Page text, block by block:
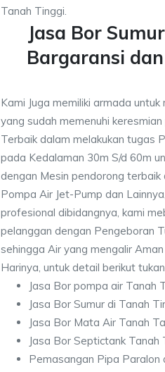
Tanah Tinggi.
Jasa Bor
Bargaransi dan
Kami Juga memiliki armada
yang sudah memenuhi
Terbaik dalam melakukan tugas
pada Kedalaman 30m S/d 60m
dengan Mesin pendorong
Pompa Air Jet-Pump dan
profesional dibidangnya, kami
pelanggan dengan Pengeboran
sehingga Air yang mengalir
Harinya, untuk detail berikut
Jasa Bor pompa air Tanah
Jasa Bor Sumur di Tanah
Jasa Bor Mata Air Tanah
Jasa Bor Septictank Tanah
Pemasangan Pipa Paralon